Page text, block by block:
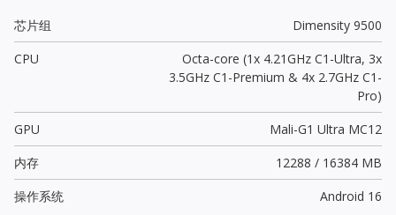
芯片组
Dimensity 9500
CPU
Octa-core (1x 4.21GHz C1-Ultra, 3x
3.5GHz C1-Premium & 4x 2.7GHz C1-
Pro)
GPU
Mali-G1 Ultra MC12
内存
12288 / 16384 MB
操作系统
Android 16